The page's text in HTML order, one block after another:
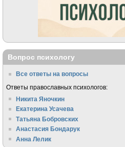
Вопрос психологу
Все ответы на вопросы
Ответы православных психологов:
Никита Яночкин
Екатерина Усачева
Татьяна Бобровских
Анастасия Бондарук
Анна Лелик